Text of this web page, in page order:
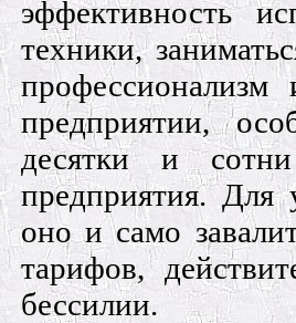
эффективность
техники,
предприятии,
десятки и
предприятия. Для
оно и само
тарифов,
бессилии.